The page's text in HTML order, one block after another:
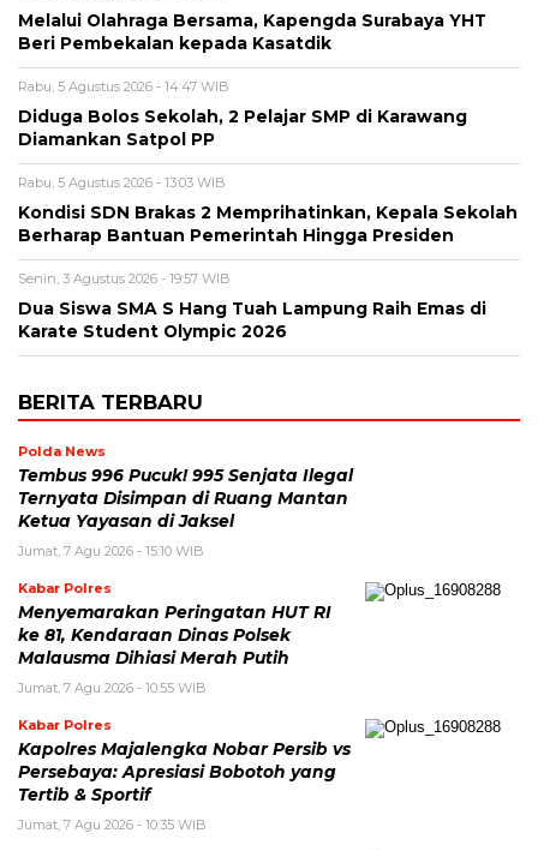
Melalui Olahraga Bersama, Kapengda Surabaya YHT
Beri Pembekalan kepada Kasatdik
Rabu, 5 Agustus 2026 - 14:47 WIB
Diduga Bolos Sekolah, 2 Pelajar SMP di Karawang
Diamankan Satpol PP
Rabu, 5 Agustus 2026 - 13:03 WIB
Kondisi SDN Brakas 2 Memprihatinkan, Kepala Sekolah
Berharap Bantuan Pemerintah Hingga Presiden
Senin, 3 Agustus 2026 - 19:57 WIB
Dua Siswa SMA S Hang Tuah Lampung Raih Emas di
Karate Student Olympic 2026
BERITA TERBARU
Polda News
Tembus 996 Pucuk! 995 Senjata Ilegal
Ternyata Disimpan di Ruang Mantan
Ketua Yayasan di Jaksel
Jumat, 7 Agu 2026 - 15:10 WIB
Kabar Polres
Menyemarakan Peringatan HUT RI
ke 81, Kendaraan Dinas Polsek
Malausma Dihiasi Merah Putih
Jumat, 7 Agu 2026 - 10:55 WIB
Kabar Polres
Kapolres Majalengka Nobar Persib vs
Persebaya: Apresiasi Bobotoh yang
Tertib & Sportif
Jumat, 7 Agu 2026 - 10:35 WIB